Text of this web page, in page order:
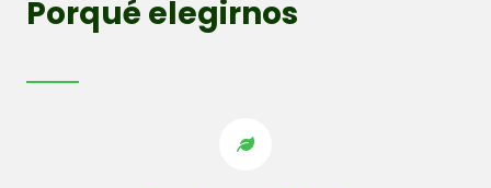
Porqué elegirnos